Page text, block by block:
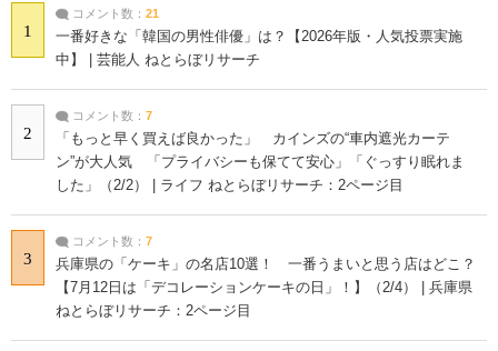
1
コメント数： 21
一番好きな「韓国の男性俳優」は？【2026年版・人気投票実施
中】 | 芸能人 ねとらぼリサーチ
2
コメント数： 7
「もっと早く買えば良かった」 カインズの“車内遮光カーテ
ン”が大人気 「プライバシーも保てて安心」「ぐっすり眠れま
した」（2/2） | ライフ ねとらぼリサーチ：2ページ目
3
コメント数： 7
兵庫県の「ケーキ」の名店10選！ 一番うまいと思う店はどこ？
【7月12日は「デコレーションケーキの日」！】（2/4） | 兵庫県
ねとらぼリサーチ：2ページ目